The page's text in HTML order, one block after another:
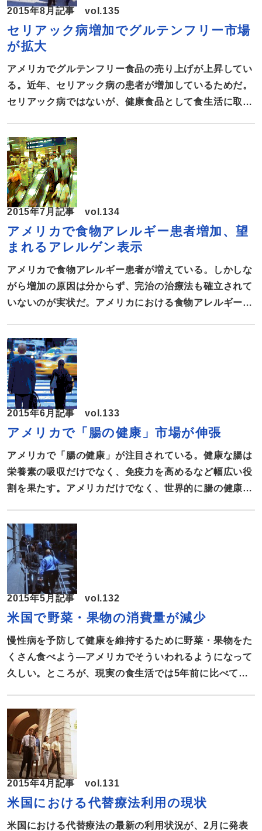
Council Foundation。非営利団体として1985年に設立
し、健康や栄養、食品安全に関する科学的根拠に基づい
た情報を提供している。調査は、2015年3月にオンライ
ン上で、18歳から80歳までのアメリカ人1007人を対象
に行われた。この […]
2015年8月記事 vol.135
セリアック病増加でグルテンフリー市場
が拡大
アメリカでグルテンフリー食品の売り上げが上昇してい
る。近年、セリアック病の患者が増加しているためだ。
セリアック病ではないが、健康食品として食生活に取り
ック病 アメリカで、近年セリアック病の患者が増え
ている。セリアック病は、小麦やライ麦、大麦などの穀
物に含まれるタンパク質のグルテンによって引き起こさ
れる自己免疫疾患で、患者がグルテンを摂ると小腸の粘
膜に炎症が起こり、栄養の吸収が阻害されて腹痛、下
痢・便秘、栄養失調など様々な症状が起きる。今のとこ
ろ薬剤での治療法はなく、グルテンを除去した食事を摂
ることしか手立てがない。セリアック病患者の増加に伴
い、スーパーマーケットでは年々グルテンフリー商品の
売り場を拡大している。今年1月にはグルテンフリーの
2015年7月記事 vol.134
アメリカで食物アレルギー患者増加、望
まれるアレルゲン表示
アメリカで食物アレルギー患者が増えている。しかしな
がら増加の原因は分からず、完治の治療法も確立されて
いないのが実状だ。アメリカにおける食物アレルギーの
ルゲンを含んだ食品を知らずに食べてアナフィラキシー
（全身性のアレルギー反応）を起こすと、死に至る恐れ
もある。今のところ、アレルギー反応を防ぐにはアレル
ゲンとなる食物を避けることしか方法がないため、食品
のアレルゲン表示は重要なものとなっている。 アメリ
カでは近年、食物アレルギーの患者が増え続けている。
非営利団体Food Allergy Research & Education
(FARE)によると、現在アメリカでは約1500万人が食物
アレルギーを患っている。そのうち約600万人が18歳以
2015年6月記事 vol.133
アメリカで「腸の健康」市場が伸張
アメリカで「腸の健康」が注目されている。健康な腸は
栄養素の吸収だけでなく、免疫力を高めるなど幅広い役
割を果たす。アメリカだけでなく、世界的に腸の健康に
人口の約30％が発症 腸の病気としてよく知られるの
が過敏性腸症候群（IBS）で、アメリカでは総人口の約
30％が発症しているといわれている。International
Foundation for Functional Gastrointestinal
Disordersによると、発症しても症状が軽いケースが多
いため、発症に気付かない人も少なくない。それでもア
メリカでは毎年240万人から350万人がIBSで通院して
おり、胃腸科専門医が診断する病気の中では最も多い疾
患といわれている。罹患率の男女比では、女性のほうが
2015年5月記事 vol.132
米国で野菜・果物の消費量が減少
慢性病を予防して健康を維持するために野菜・果物をた
くさん食べよう―アメリカでそういわれるようになって
久しい。ところが、現実の食生活では5年前に比べて野
消費傾向と疾患との関係についてまとめた。 ここ5年で
野菜・果物の消費量が７％減少 アメリカでも健康志向
の高いカリフォルニア州。ここでは、「体を動かし、タ
バコを吸わず、野菜・果物をたくさん食べて健康になろ
う」と、州政府スポンサーのＴＶコマーシャルが頻繁に
流れている。連邦政府も健康的な食生活を推進する栄養
ガイドラインで野菜・果物の大切さを強調、「マイ・プ
2015年4月記事 vol.131
米国における代替療法利用の現状
米国における代替療法の最新の利用状況が、2月に発表